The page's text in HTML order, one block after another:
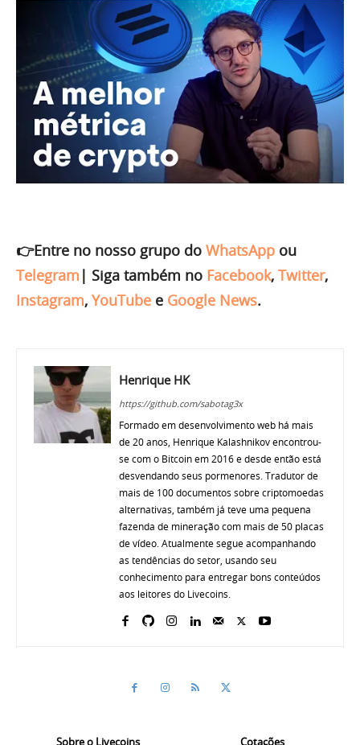
👉Entre no nosso grupo do WhatsApp ou
Telegram | Siga também no Facebook, Twitter,
Instagram, YouTube e Google News.
Henrique HK
https://github.com/sabotag3x
Formado em desenvolvimento web há mais
de 20 anos, Henrique Kalashnikov encontrou-
se com o Bitcoin em 2016 e desde então está
desvendando seus pormenores. Tradutor de
mais de 100 documentos sobre criptomoedas
alternativas, também já teve uma pequena
fazenda de mineração com mais de 50 placas
de vídeo. Atualmente segue acompanhando
as tendências do setor, usando seu
conhecimento para entregar bons conteúdos
aos leitores do Livecoins.
Sobre o Livecoins Cotações